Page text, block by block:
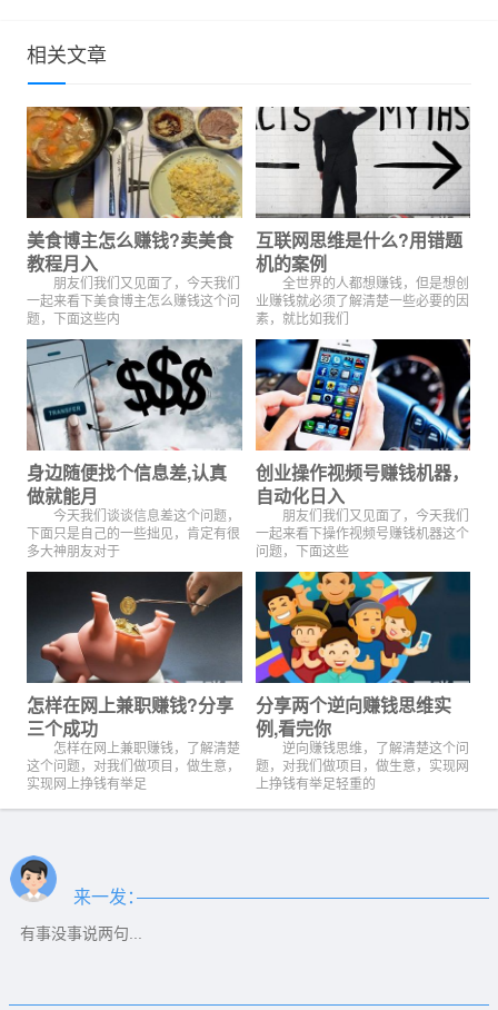
相关文章
美食博主怎么赚钱?卖美食
教程月入
朋友们我们又见面了，今天我们
一起来看下美食博主怎么赚钱这个问
题，下面这些内
互联网思维是什么?用错题
机的案例
全世界的人都想赚钱，但是想创
业赚钱就必须了解清楚一些必要的因
素，就比如我们
身边随便找个信息差,认真
做就能月
今天我们谈谈信息差这个问题，
下面只是自己的一些拙见，肯定有很
多大神朋友对于
创业操作视频号赚钱机器，
自动化日入
朋友们我们又见面了，今天我们
一起来看下操作视频号赚钱机器这个
问题，下面这些
怎样在网上兼职赚钱?分享
三个成功
怎样在网上兼职赚钱，了解清楚
这个问题，对我们做项目，做生意，
实现网上挣钱有举足
分享两个逆向赚钱思维实
例,看完你
逆向赚钱思维，了解清楚这个问
题，对我们做项目，做生意，实现网
上挣钱有举足轻重的
来一发：